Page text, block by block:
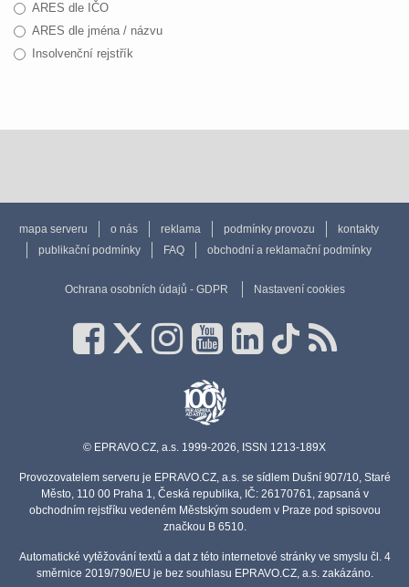
ARES dle IČO
ARES dle jména / názvu
Insolvenční rejstřík
mapa serveru o nás reklama podmínky provozu
kontakty
publikační podmínky
FAQ obchodní a reklamační podmínky
Ochrana osobních údajů - GDPR Nastavení cookies
© EPRAVO.CZ, a.s. 1999-2026, ISSN 1213-189X
Provozovatelem serveru je EPRAVO.CZ, a.s. se sídlem Dušní 907/10, Staré
Město, 110 00 Praha 1, Česká republika, IČ: 26170761, zapsaná v
obchodním rejstříku vedeném Městským soudem v Praze pod spisovou
značkou B 6510.
Automatické vytěžování textů a dat z této internetové stránky ve smyslu čl. 4
směrnice 2019/790/EU je bez souhlasu EPRAVO.CZ, a.s. zakázáno.